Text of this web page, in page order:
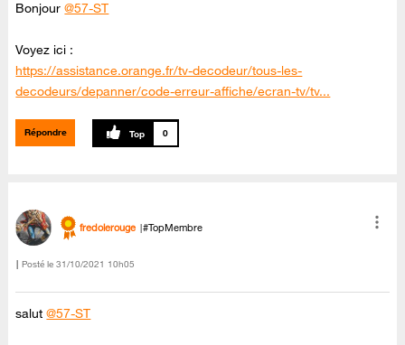
Bonjour@57-ST
Voyez ici :
https://assistance.orange.fr/tv-decodeur/tous-les-
decodeurs/depanner/code-erreur-affiche/ecran-tv/tv...
Répondre 0
fredolerouge #TopMembre
Posté le ‎31/10/2021 10h05
salut@57-ST